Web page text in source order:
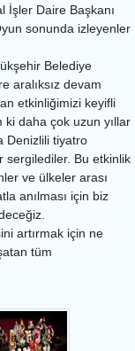
İşler Daire Başkanı
sonunda izleyenler
Belediye
aralıksız devam
etkinliğimizi keyifli
ki daha çok uzun yıllar
Denizlili tiyatro
sergilediler. Bu etkinlik
ve ülkeler arası
anılması için biz
artırmak için ne
tüm